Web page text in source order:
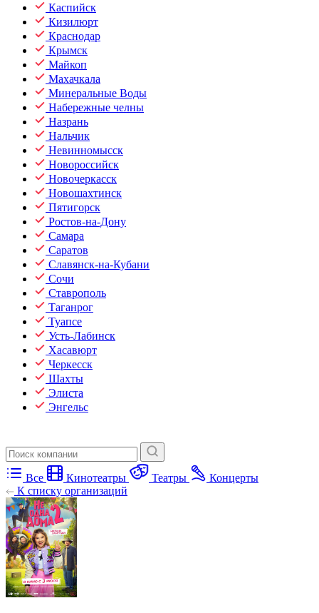
Каспийск
Кизилюрт
Краснодар
Крымск
Майкоп
Махачкала
Минеральные Воды
Набережные челны
Назрань
Нальчик
Невинномысск
Новороссийск
Новочеркасск
Новошахтинск
Пятигорск
Ростов-на-Дону
Самара
Саратов
Славянск-на-Кубани
Сочи
Ставрополь
Таганрог
Туапсе
Усть-Лабинск
Хасавюрт
Черкесск
Шахты
Элиста
Энгельс
Все Кинотеатры Театры
Концерты
К списку организаций